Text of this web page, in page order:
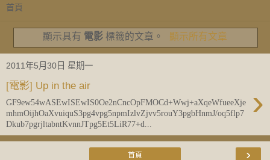
顯示具有 電影標籤的文章。 顯示所有文章
2011年5月30日 星期一
[電影] Up in the air ›
GF9ew54wASEwISEwIS0Oe2nCncOpFMOCd+Wwj+aXqeWfueeXje
mhmOijhOaXvuiquS3pg4vpg5npmIzlvZjvv5rouY3pgbHnmJ/oq5flp7
Dkub7pgrjltabntKvnnJTpg5Et5LiR77+d...
›
首頁